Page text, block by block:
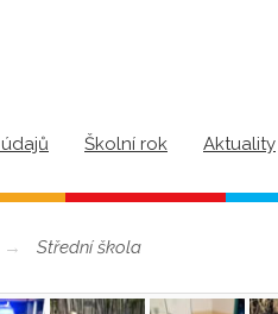
Školní rok Aktuality
Střední škola